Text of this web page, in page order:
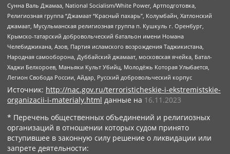
Сунна Валь Джамаа, National Socialism/White Power, Артподготовка,
Религиозная группа “Джамаат “Красный пахарь”, Колумбайн, Хатлонский
джамаат, Мусульманская религиозная группа п. Кушкуль г. Оренбург,
Крымско-татарский добровольческий батальон имени Номана
Челебиджихана, Азов, Партия исламского возрождения Таджикистана,
Народная самооборона, Дуббайский джамаат, московская ячейка, Батал-
Хаджи Белхороев, Маньяки Культ Убийц, Молодёжь Которая Улыбается,
Легион Свобода России, Айдар, Русский добровольческий корпус
Источник: http://nac.gov.ru/terroristicheskie-i-ekstremistskie-
organizacii-i-materialy.html данные на 16.11.2023
* Перечень общественных объединений и религиозных
организаций в отношении которых судом принято
вступившее в законную силу решение о ликвидации или
запрете деятельности: